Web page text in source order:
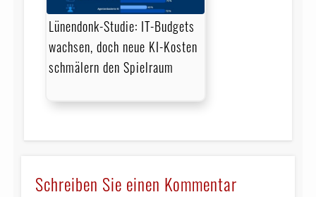
Lünendonk-Studie: IT-Budgets
wachsen, doch neue KI-Kosten
schmälern den Spielraum
Schreiben Sie einen Kommentar